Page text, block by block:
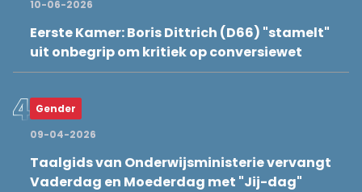
10-06-2026
Eerste Kamer: Boris Dittrich (D66) "stamelt"
uit onbegrip om kritiek op conversiewet
Gender
09-04-2026
Taalgids van Onderwijsministerie vervangt
Vaderdag en Moederdag met "Jij-dag"